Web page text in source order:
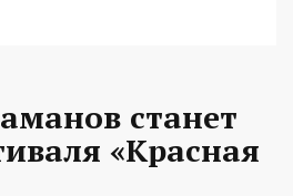
станет
«Красная